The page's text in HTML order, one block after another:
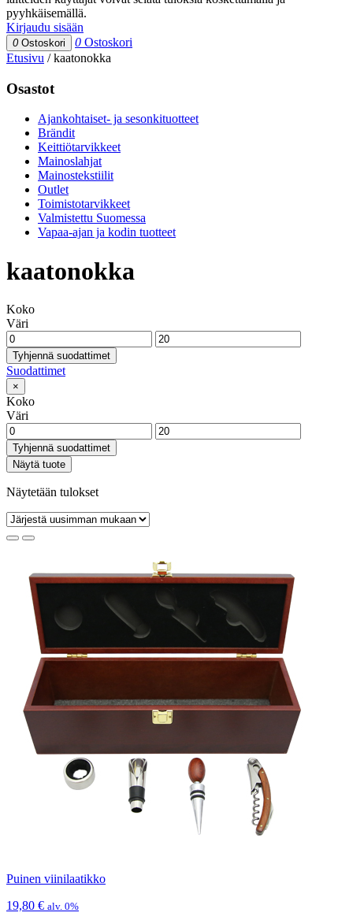
pyyhkäisemällä.
Kirjaudu sisään
0 Ostoskori 0 Ostoskori
Etusivu /kaatonokka
Osastot
Ajankohtaiset- ja sesonkituotteet
Brändit
Keittiötarvikkeet
Mainoslahjat
Mainostekstiilit
Outlet
Toimistotarvikkeet
Valmistettu Suomessa
Vapaa-ajan ja kodin tuotteet
kaatonokka
Koko
Väri
Tyhjennä suodattimet
Suodattimet
×
Koko
Väri
Tyhjennä suodattimet
Näytä tuote
Näytetään tulokset
Puinen viinilaatikko
19,80 € alv. 0%